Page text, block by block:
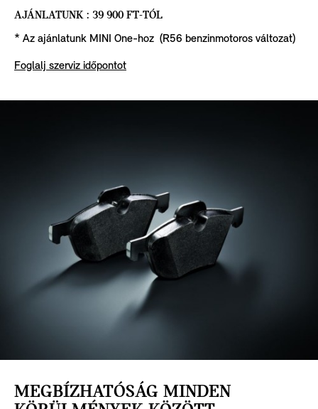
AJÁNLATUNK : 39 900 FT-TÓL
* Az ajánlatunk MINI One-hoz (R56 benzinmotoros változat)
Foglalj szerviz időpontot
MEGBÍZHATÓSÁG MINDEN